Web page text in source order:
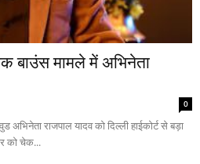
बाउंस मामले में अभिनेता
0
राजपाल यादव को दिल्ली हाईकोर्ट से बड़ा
को चेक...